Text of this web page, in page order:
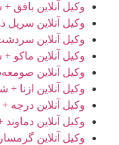
وکیل آنلاین بافق
وکیل آنلاین
وکیل آنلاین
وکیل آنلاین ماکو
وکیل آنلاین
وکیل آنلاین ازنا
وکیل آنلاین درچه
وکیل آنلاین
وکیل آنلاین